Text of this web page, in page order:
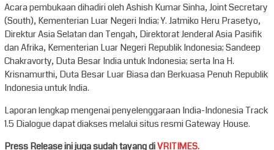
Acara pembukaan dihadiri oleh Ashish Kumar Sinha, Joint Secretary
(South), Kementerian Luar Negeri India; Y. Jatmiko Heru Prasetyo,
Direktur Asia Selatan dan Tengah, Direktorat Jenderal Asia Pasifik
dan Afrika, Kementerian Luar Negeri Republik Indonesia; Sandeep
Chakravorty, Duta Besar India untuk Indonesia; serta Ina H.
Krisnamurthi, Duta Besar Luar Biasa dan Berkuasa Penuh Republik
Indonesia untuk India.
Laporan lengkap mengenai penyelenggaraan India-Indonesia Track
1.5 Dialogue dapat diakses melalui situs resmi Gateway House.
Press Release ini juga sudah tayang diVRITIMES.